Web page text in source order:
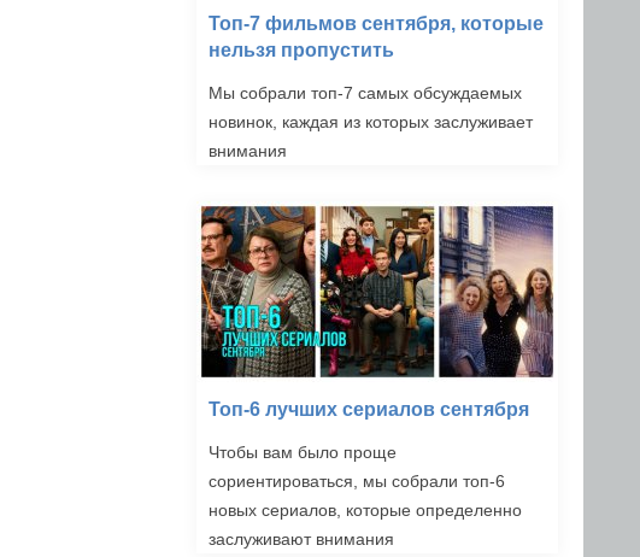
Топ-7 фильмов сентября, которые
нельзя пропустить
Мы собрали топ-7 самых обсуждаемых
новинок, каждая из которых заслуживает
внимания
Топ-6 лучших сериалов сентября
Чтобы вам было проще
сориентироваться, мы собрали топ-6
новых сериалов, которые определенно
заслуживают внимания